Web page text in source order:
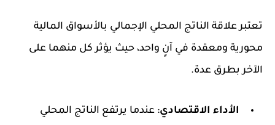
تعتبر علاقة الناتج المحلي الإجمالي بالأسواق المالية
محورية ومعقدة في آنٍ واحد، حيث يؤثر كل منهما على
الآخر بطرق عدة.
الأداء الاقتصادي: عندما يرتفع الناتج المحلي